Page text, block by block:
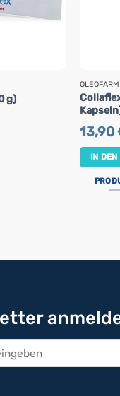
g)
OLEOFARM
13,90
IN DEN